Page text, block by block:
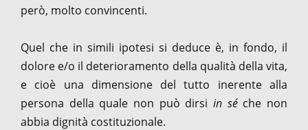
però, molto convincenti.
Quel che in simili ipotesi si deduce è, in fondo, il
dolore e/o il deterioramento della qualità della vita,
e cioè una dimensione del tutto inerente alla
persona della quale non può dirsi in séche non
abbia dignità costituzionale.